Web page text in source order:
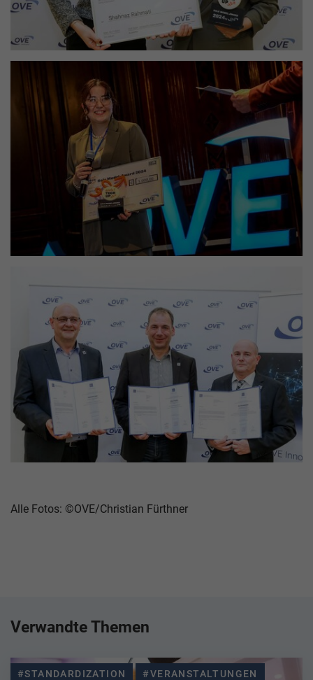
Alle Fotos: ©OVE/Christian Fürthner
Verwandte Themen
#STANDARDIZATION #VERANSTALTUNGEN